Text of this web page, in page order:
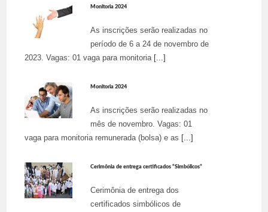
Monitoria 2024
As inscrições serão realizadas no
período de 6 a 24 de novembro de
2023. Vagas: 01 vaga para monitoria [...]
Monitoria 2024
As inscrições serão realizadas no
mês de novembro. Vagas: 01
vaga para monitoria remunerada (bolsa) e as [...]
Cerimônia de entrega certificados “Simbólicos”
Cerimônia de entrega dos
certificados simbólicos de